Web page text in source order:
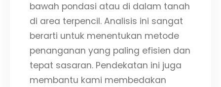
bawah pondasi atau di dalam tanah
di area terpencil. Analisis ini sangat
berarti untuk menentukan metode
penanganan yang paling efisien dan
tepat sasaran. Pendekatan ini juga
membantu kami membedakan